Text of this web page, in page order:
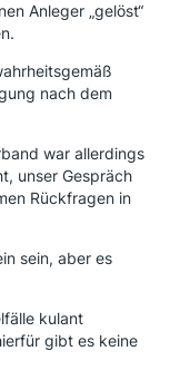
Anleger „gelöst“
nach dem
war allerdings
unser Gespräch
Rückfragen in
sein, aber es
kulant
gibt es keine